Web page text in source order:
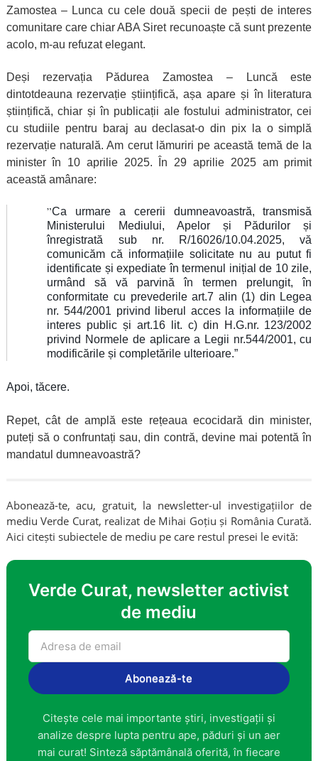
Zamostea – Lunca cu cele două specii de pești de interes
comunitare care chiar ABA Siret recunoaște că sunt prezente
acolo, m-au refuzat elegant.
Deși rezervația Pădurea Zamostea – Luncă este
dintotdeauna rezervație științifică, așa apare și în literatura
științifică, chiar și în publicații ale fostului administrator, cei
cu studiile pentru baraj au declasat-o din pix la o simplă
rezervație naturală. Am cerut lămuriri pe această temă de la
minister în 10 aprilie 2025. În 29 aprilie 2025 am primit
această amânare:
”Ca urmare a cererii dumneavoastră, transmisă
Ministerului Mediului, Apelor și Pădurilor și
înregistrată sub nr. R/16026/10.04.2025, vă
comunicăm că informațiile solicitate nu au putut fi
identificate și expediate în termenul inițial de 10 zile,
urmând să vă parvină în termen prelungit, în
conformitate cu prevederile art.7 alin (1) din Legea
nr. 544/2001 privind liberul acces la informațiile de
interes public și art.16 lit. c) din H.G.nr. 123/2002
privind Normele de aplicare a Legii nr.544/2001, cu
modificările și completările ulterioare.”
Apoi, tăcere.
Repet, cât de amplă este rețeaua ecocidară din minister,
puteți să o confruntați sau, din contră, devine mai potentă în
mandatul dumneavoastră?
Abonează-te, acu, gratuit, la newsletter-ul investigațiilor de
mediu Verde Curat, realizat de Mihai Goțiu și România Curată.
Aici citești subiectele de mediu pe care restul presei le evită:
Verde Curat, newsletter activist
de mediu
Abonează-te
Citește cele mai importante știri, investigații și
analize despre lupta pentru ape, păduri și un aer
mai curat! Sinteză săptămânală oferită, în fiecare